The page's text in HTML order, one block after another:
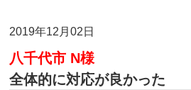
2019年12月02日
八千代市 N様
全体的に対応が良かった